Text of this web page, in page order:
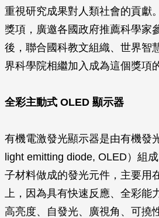
重視研究成果對人類社會的貢獻
獎項，廣邀各國政府推薦科學家
後，聯合國科教文組織、世界智
界科學院相繼加入成為這個獎項
全彩主動式 OLED 顯示器
有機電激發光顯示器是由有機發
light emitting diode, OLED）組
子材料做成的發光元件，主要用
上，因為具有快速反應、全彩能
高亮度、自發光、廣視角、可撓